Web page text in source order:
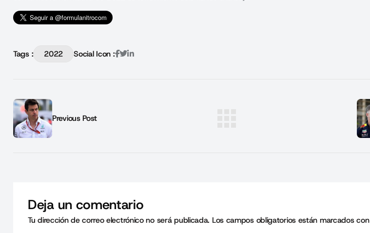
Tags : 2022 Social Icon :
Previous Post
Deja un comentario
Tu dirección de correo electrónico no será publicada. Los campos obligatorios están marcados con